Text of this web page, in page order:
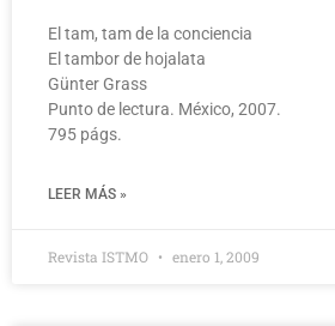
El tam, tam de la conciencia
El tambor de hojalata
Günter Grass
Punto de lectura. México, 2007.
795 págs.
LEER MÁS »
Revista ISTMO enero 1, 2009